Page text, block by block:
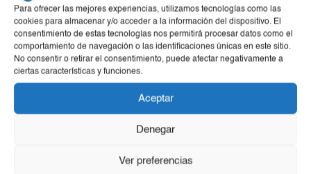
Para ofrecer las mejores experiencias, utilizamos tecnologías como las
cookies para almacenar y/o acceder a la información del dispositivo. El
consentimiento de estas tecnologías nos permitirá procesar datos como el
comportamiento de navegación o las identificaciones únicas en este sitio.
No consentir o retirar el consentimiento, puede afectar negativamente a
ciertas características y funciones.
Aceptar
Denegar
Ver preferencias
1 – Estuche Poseidon Indómito (Perfume + After Shave)
Productos Relacionados